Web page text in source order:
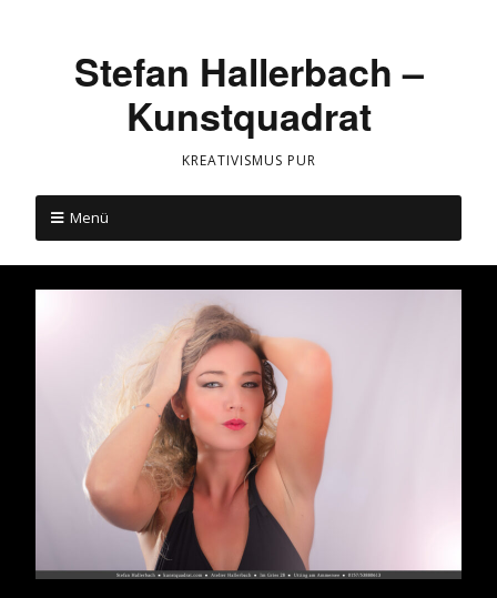
Stefan Hallerbach –
Kunstquadrat
KREATIVISMUS PUR
Menü